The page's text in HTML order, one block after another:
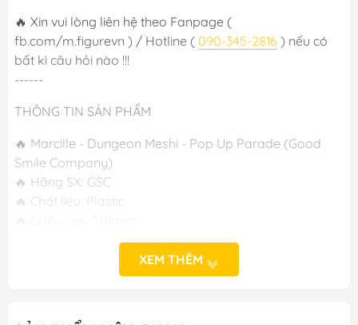
🔥 Xin vui lòng liên hệ theo Fanpage (
fb.com/m.figurevn ) / Hotline ( 090-345-2816 ) nếu có
bất kì câu hỏi nào !!!
------
THÔNG TIN SẢN PHẨM
🔥 Marcille - Dungeon Meshi - Pop Up Parade (Good
Smile Company)
🔥 Hãng SX: GSC
🔥 Chất liệu: Plastic
🔥 Phát hành: T7/2024
XEM THÊM